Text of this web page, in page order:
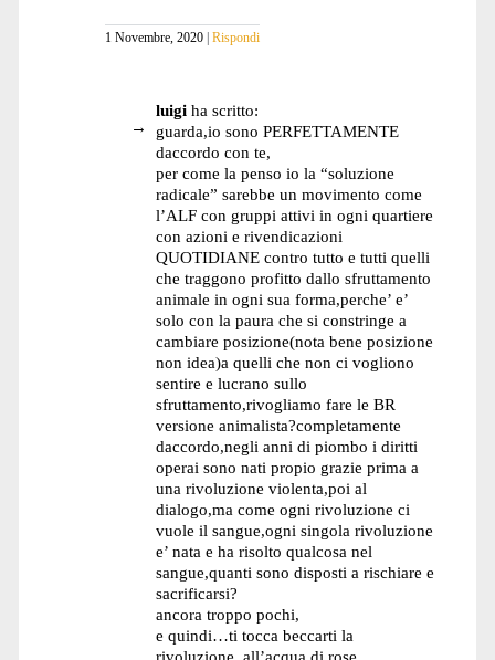
1 Novembre, 2020 Rispondi
luigi ha scritto:
guarda,io sono PERFETTAMENTE
daccordo con te,
per come la penso io la “soluzione
radicale” sarebbe un movimento come
l’ALF con gruppi attivi in ogni quartiere
con azioni e rivendicazioni
QUOTIDIANE contro tutto e tutti quelli
che traggono profitto dallo sfruttamento
animale in ogni sua forma,perche’ e’
solo con la paura che si constringe a
cambiare posizione(nota bene posizione
non idea)a quelli che non ci vogliono
sentire e lucrano sullo
sfruttamento,rivogliamo fare le BR
versione animalista?completamente
daccordo,negli anni di piombo i diritti
operai sono nati propio grazie prima a
una rivoluzione violenta,poi al
dialogo,ma come ogni rivoluzione ci
vuole il sangue,ogni singola rivoluzione
e’ nata e ha risolto qualcosa nel
sangue,quanti sono disposti a rischiare e
sacrificarsi?
ancora troppo pochi,
e quindi…ti tocca beccarti la
rivoluzione..all’acqua di rose.